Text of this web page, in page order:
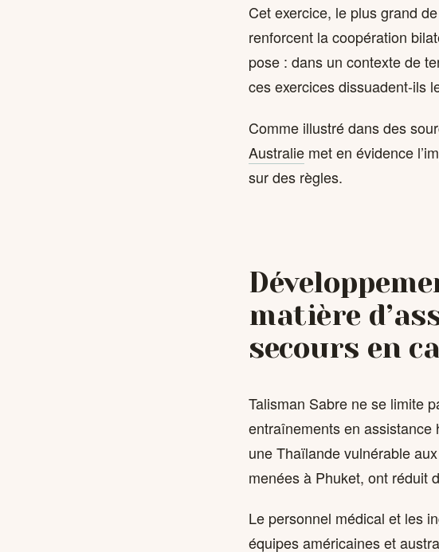
Cet exercice, le plus grand
renforcent la coopération
pose : dans un contexte de
ces exercices dissuadent-ils
Comme illustré dans des
Australie met en évidence
sur des règles.
matière
secours en
Talisman Sabre ne se limite
entraînements en
une Thaïlande vulnérable
menées à Phuket, ont réduit
Le personnel médical et les
équipes américaines et